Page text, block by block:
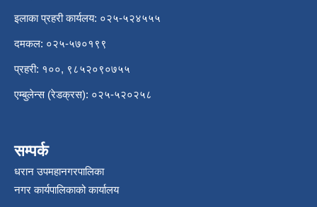
इलाका प्रहरी कार्यलय: ०२५-५२४५५५
दमकल: ०२५-५७०१९९
प्रहरी: १००, ९८५२०९०७५५
एम्बुलेन्स (रेडक्रस): ०२५-५२०२५८
सम्पर्क
धरान उपमहानगरपालिका
नगर कार्यपालिकाको कार्यालय